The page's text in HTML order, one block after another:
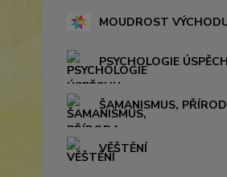
MOUDROST
PSYCHOLOGIE
ŠAMANISMUS,
VĚŠTĚNÍ